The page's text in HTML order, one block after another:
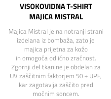
VISOKOVIDNA T-SHIRT
MAJICA MISTRAL
Majica Mistral je na notranji strani
izdelana iz bombaža, zato je
majica prijetna za kožo
in omogoča odlično zračnost.
Zgornji del tkanine je obdelan za
UV zaščitnim faktorjem 50 + UPF,
kar zagotavlja zaščito pred
močnim soncem.